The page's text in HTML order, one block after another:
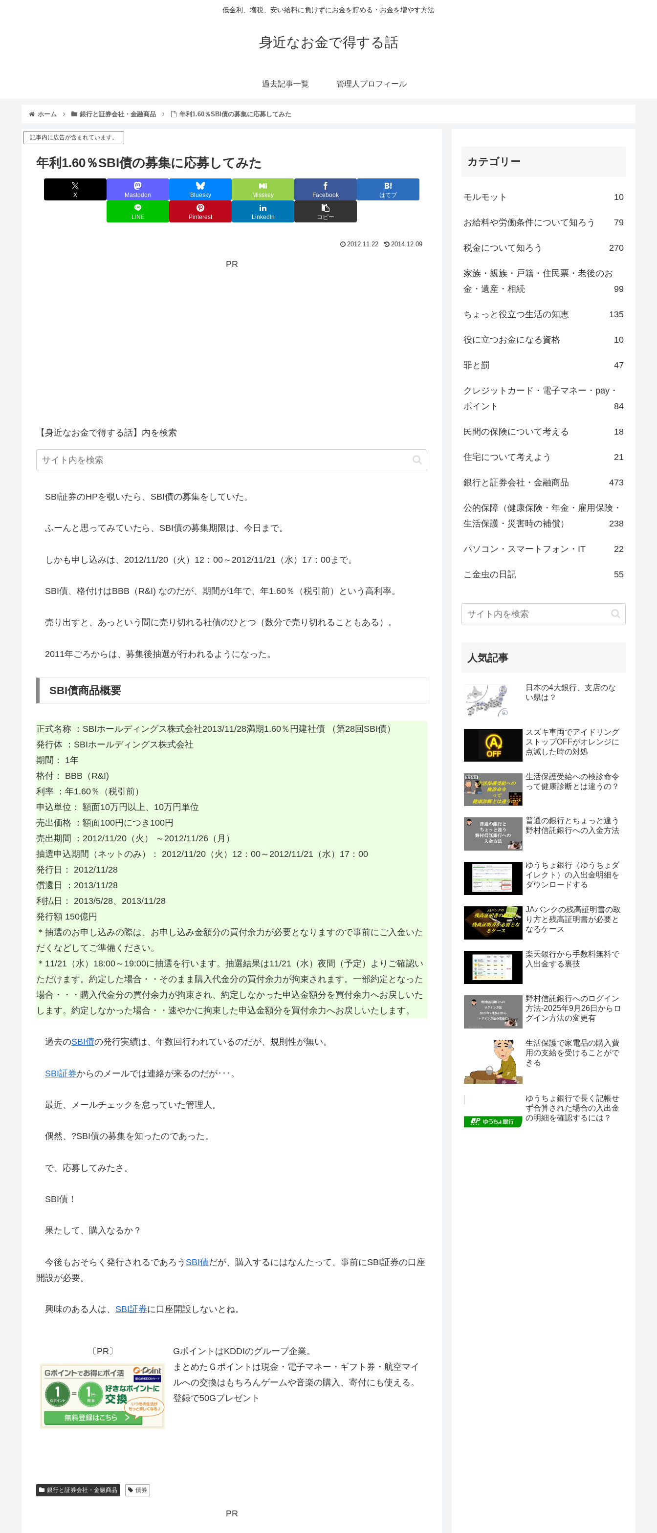
低金利、増税、安い給料に負けずにお金を貯める・お金を増やす方法
身近なお金で得する話
過去記事一覧 管理人プロフィール
ホーム 銀行と証券会社・金融商品 年利1.60％SBI債の募集に応募してみた
記事内に広告が含まれています。
年利1.60％SBI債の募集に応募してみた
X Mastodon Bluesky Misskey Facebook はてブ
LINE Pinterest LinkedIn コピー
2012.11.22 2014.12.09
PR
【身近なお金で得する話】内を検索
SBI証券のHPを覗いたら、SBI債の募集をしていた。
ふーんと思ってみていたら、SBI債の募集期限は、今日まで。
しかも申し込みは、2012/11/20（火）12：00～2012/11/21（水）17：00まで。
SBI債、格付けはBBB（R&I) なのだが、期間が1年で、年1.60％（税引前）という高利率。
売り出すと、あっという間に売り切れる社債のひとつ（数分で売り切れることもある）。
2011年ごろからは、募集後抽選が行われるようになった。
SBI債商品概要
正式名称 ：SBIホールディングス株式会社2013/11/28満期1.60％円建社債 （第28回SBI債）
発行体 ：SBIホールディングス株式会社
期間： 1年
格付： BBB（R&I)
利率 ：年1.60％（税引前）
申込単位： 額面10万円以上、10万円単位
売出価格 ：額面100円につき100円
売出期間 ：2012/11/20（火） ～2012/11/26（月）
抽選申込期間（ネットのみ）： 2012/11/20（火）12：00～2012/11/21（水）17：00
発行日： 2012/11/28
償還日 ：2013/11/28
利払日： 2013/5/28、2013/11/28
発行額 150億円
＊抽選のお申し込みの際は、お申し込み金額分の買付余力が必要となりますので事前にご入金いた
だくなどしてご準備ください。
＊11/21（水）18:00～19:00に抽選を行います。抽選結果は11/21（水）夜間（予定）よりご確認い
ただけます。約定した場合・・そのまま購入代金分の買付余力が拘束されます。一部約定となった
場合・・・購入代金分の買付余力が拘束され、約定しなかった申込金額分を買付余力へお戻しいた
します。約定しなかった場合・・速やかに拘束した申込金額分を買付余力へお戻しいたします。
過去のSBI債の発行実績は、年数回行われているのだが、規則性が無い。
SBI証券からのメールでは連絡が来るのだが･･･。
最近、メールチェックを怠っていた管理人。
偶然、?SBI債の募集を知ったのであった。
で、応募してみたさ。
SBI債！
果たして、購入なるか？
今後もおそらく発行されるであろう SBI債だが、購入するにはなんたって、事前にSBI証券の口座
開設が必要。
興味のある人は、 SBI証券に口座開設しないとね。
〔PR〕
GポイントはKDDIのグループ企業。
まとめたＧポイントは現金・電子マネー・ギフト券・航空マイ
ルへの交換はもちろんゲームや音楽の購入、寄付にも使える。
登録で50Gプレゼント
銀行と証券会社・金融商品 債券
PR
カテゴリー
モルモット 10
お給料や労働条件について知ろう 79
税金について知ろう 270
家族・親族・戸籍・住民票・老後のお
金・遺産・相続
99
ちょっと役立つ生活の知恵 135
役に立つお金になる資格 10
罪と罰 47
クレジットカード・電子マネー・pay・
ポイント
84
民間の保険について考える 18
住宅について考えよう 21
銀行と証券会社・金融商品 473
公的保障（健康保険・年金・雇用保険・
生活保護・災害時の補償）
238
パソコン・スマートフォン・IT 22
こ金虫の日記 55
人気記事
日本の4大銀行、支店のな
い県は？
スズキ車両でアイドリング
ストップOFFがオレンジに
点滅した時の対処
生活保護受給への検診命令
って健康診断とは違うの？
普通の銀行とちょっと違う
野村信託銀行への入金方法
ゆうちょ銀行（ゆうちょダ
イレクト）の入出金明細を
ダウンロードする
JAバンクの残高証明書の取
り方と残高証明書が必要と
なるケース
楽天銀行から手数料無料で
入出金する裏技
野村信託銀行へのログイン
方法-2025年9月26日からロ
グイン方法の変更有
生活保護で家電品の購入費
用の支給を受けることがで
きる
ゆうちょ銀行で長く記帳せ
ず合算された場合の入出金
の明細を確認するには？